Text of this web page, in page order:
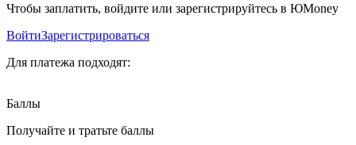
Чтобы заплатить, войдите или зарегистрируйтесь в ЮMoney
ВойтиЗарегистрироваться
Для платежа подходят:
Баллы
Получайте и тратьте баллы